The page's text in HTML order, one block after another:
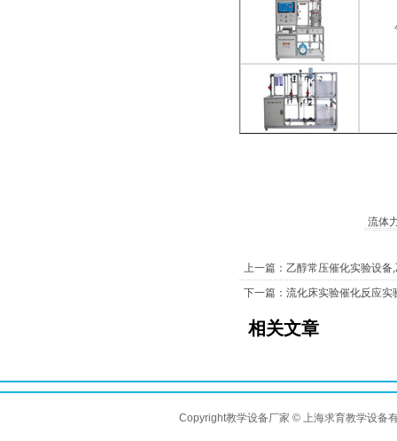
流体
上一篇：乙醇常压催化实验设备
下一篇：流化床实验催化反应
相关文章
Copyright教学设备厂家 © 上海求育教学设备